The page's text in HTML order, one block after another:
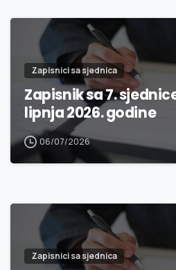
Zapisnici sa sjednica
Zapisnik sa 7.
lipnja 2026. godine
06/07/2026
Zapisnici sa sjednica